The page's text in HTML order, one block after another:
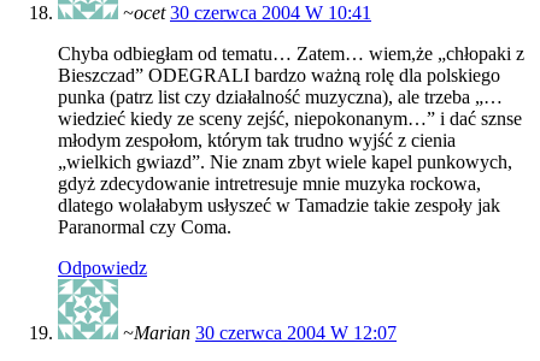
~ocet 30 czerwca 2004 W 10:41
Chyba odbiegłam od tematu… Zatem… wiem,że „chłopaki z
Bieszczad” ODEGRALI bardzo ważną rolę dla polskiego
punka (patrz list czy działalność muzyczna), ale trzeba „…
wiedzieć kiedy ze sceny zejść, niepokonanym…” i dać sznse
młodym zespołom, którym tak trudno wyjść z cienia
„wielkich gwiazd”. Nie znam zbyt wiele kapel punkowych,
gdyż zdecydowanie intretresuje mnie muzyka rockowa,
dlatego wolałabym usłyszeć w Tamadzie takie zespoły jak
Paranormal czy Coma.
Odpowiedz
~Marian 30 czerwca 2004 W 12:07